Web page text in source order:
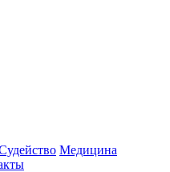
Медицина